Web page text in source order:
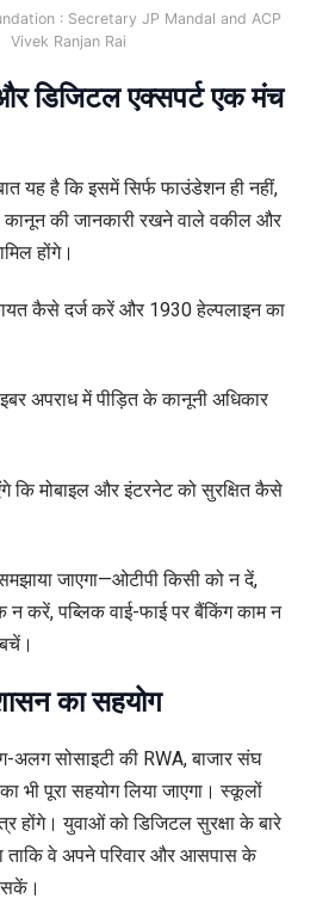
: Secretary JP Mandal and ACP
Vivek Ranjan Rai
डिजिटल एक्सपर्ट एक मंच
यह है कि इसमें सिर्फ फाउंडेशन ही नहीं,
कानून की जानकारी रखने वाले वकील और
होंगे।
कैसे दर्ज करें और 1930 हेल्पलाइन का
अपराध में पीड़ित के कानूनी अधिकार
कि मोबाइल और इंटरनेट को सुरक्षित कैसे
जाएगा—ओटीपी किसी को न दें,
करें, पब्लिक वाई-फाई पर बैंकिंग काम न
का सहयोग
अलग सोसाइटी की RWA, बाजार संघ
भी पूरा सहयोग लिया जाएगा। स्कूलों
होंगे। युवाओं को डिजिटल सुरक्षा के बारे
ताकि वे अपने परिवार और आसपास के
सकें।